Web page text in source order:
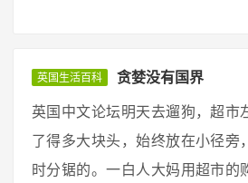
英国生活百科 贪婪没有国界
英国中文论坛明天去遛狗，超市
了得多大块头，始终放在小径旁
时分锯的。一白人大妈用超市的